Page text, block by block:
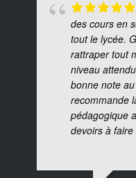
des cours en
tout le lycée.
rattraper tout
niveau
bonne note
recommande
pédagogique
devoirs à faire